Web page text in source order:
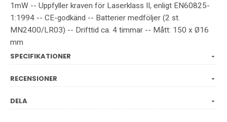
1mW -- Uppfyller kraven för Laserklass II, enligt EN60825-
1:1994 -- CE-godkänd -- Batterier medföljer (2 st.
MN2400/LR03) -- Drifttid ca. 4 timmar -- Mått: 150 x Ø16
mm
SPECIFIKATIONER
RECENSIONER
DELA